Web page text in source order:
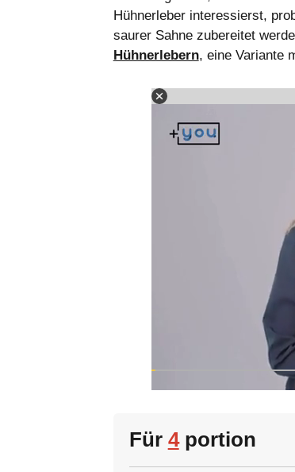
Hühnerleber interessierst,
saurer Sahne zubereitet
Hühnerlebern, eine Variante
Für 4portion